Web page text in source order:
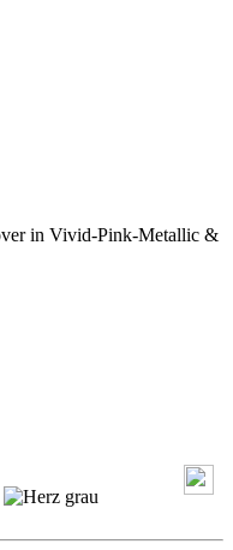
in Vivid-Pink-Metallic &